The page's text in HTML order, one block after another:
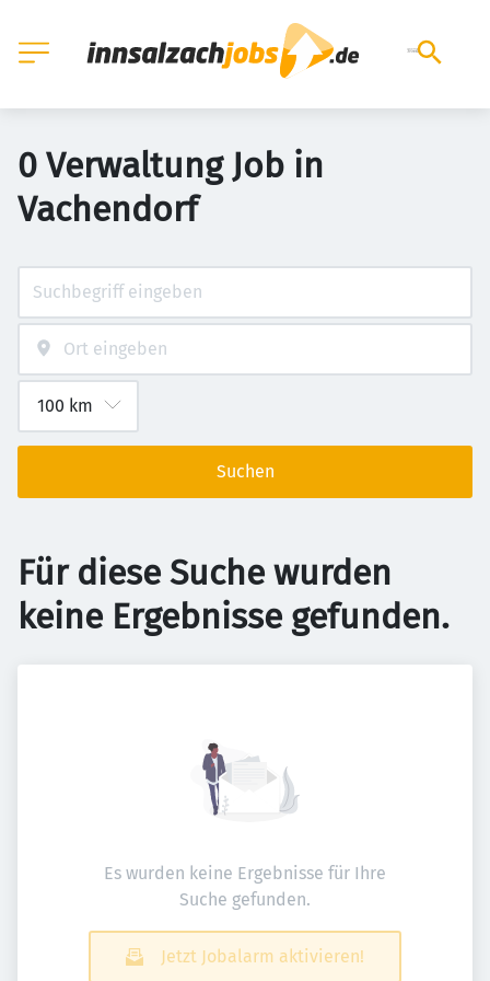
0 Verwaltung Job in
Vachendorf
Suchen
Für diese Suche wurden
keine Ergebnisse gefunden.
Es wurden keine Ergebnisse für Ihre
Suche gefunden.
Jetzt Jobalarm aktivieren!